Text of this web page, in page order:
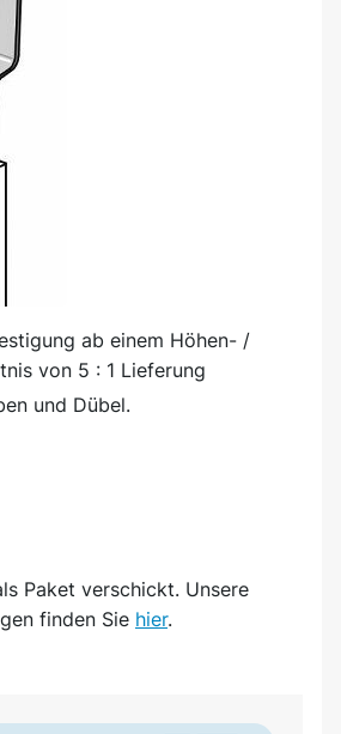
ab einem Höhen- /
von 5 : 1 Lieferung
und Dübel.
Paket verschickt. Unsere
finden Sie hier.